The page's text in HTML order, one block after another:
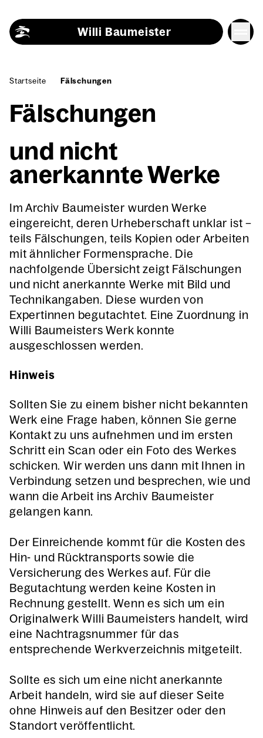
Willi Baumeister
Startseite Fälschungen
Fälschungen
und nicht
anerkannte Werke
Im Archiv Baumeister wurden Werke
eingereicht, deren Urheberschaft unklar ist –
teils Fälschungen, teils Kopien oder Arbeiten
mit ähnlicher Formensprache. Die
nachfolgende Übersicht zeigt Fälschungen
und nicht anerkannte Werke mit Bild und
Technikangaben. Diese wurden von
Expertinnen begutachtet. Eine Zuordnung in
Willi Baumeisters Werk konnte
ausgeschlossen werden.
Hinweis
Sollten Sie zu einem bisher nicht bekannten
Werk eine Frage haben, können Sie gerne
Kontakt zu uns aufnehmen und im ersten
Schritt ein Scan oder ein Foto des Werkes
schicken. Wir werden uns dann mit Ihnen in
Verbindung setzen und besprechen, wie und
wann die Arbeit ins Archiv Baumeister
gelangen kann.
Der Einreichende kommt für die Kosten des
Hin- und Rücktransports sowie die
Versicherung des Werkes auf. Für die
Begutachtung werden keine Kosten in
Rechnung gestellt. Wenn es sich um ein
Originalwerk Willi Baumeisters handelt, wird
eine Nachtragsnummer für das
entsprechende Werkverzeichnis mitgeteilt.
Sollte es sich um eine nicht anerkannte
Arbeit handeln, wird sie auf dieser Seite
ohne Hinweis auf den Besitzer oder den
Standort veröffentlicht.